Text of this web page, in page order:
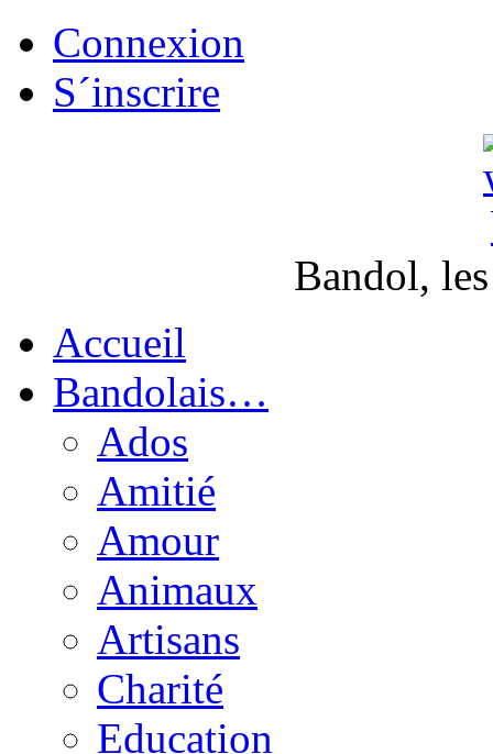
Connexion
S´inscrire
Bandol,
Accueil
Bandolais…
Ados
Amitié
Amour
Animaux
Artisans
Charité
Education